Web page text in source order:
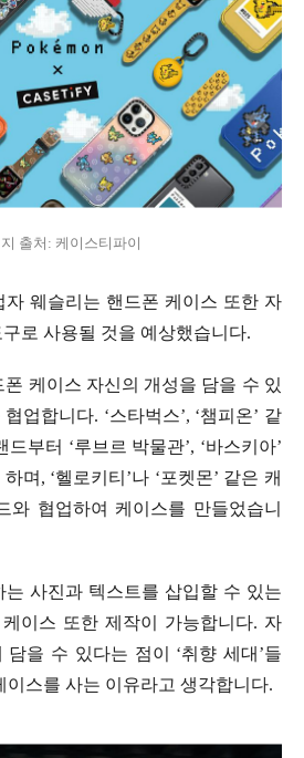
출처: 케이스티파이
자 웨슬리는 핸드폰 케이스 또한 자
로 사용될 것을 예상했습니다.
폰 케이스 자신의 개성을 담을 수 있
업합니다. ‘스타벅스’, ‘챔피온’ 같
부터 ‘루브르 박물관’, ‘바스키아’
며, ‘헬로키티’나 ‘포켓몬’ 같은 캐
와 협업하여 케이스를 만들었습니
사진과 텍스트를 삽입할 수 있는
이스 또한 제작이 가능합니다. 자
을 수 있다는 점이 ‘취향 세대’들
이스를 사는 이유라고 생각합니다.